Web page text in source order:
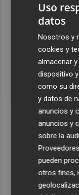
máximo nivel de
demanda
El oleoturismo
gastronomía
Recibe
Plaza
Uso
datos
Nosotros y
cookies y
almacenar
dispositivo
como su
y datos de
anuncios y
anuncios y
sobre la
pueden
otros fines,